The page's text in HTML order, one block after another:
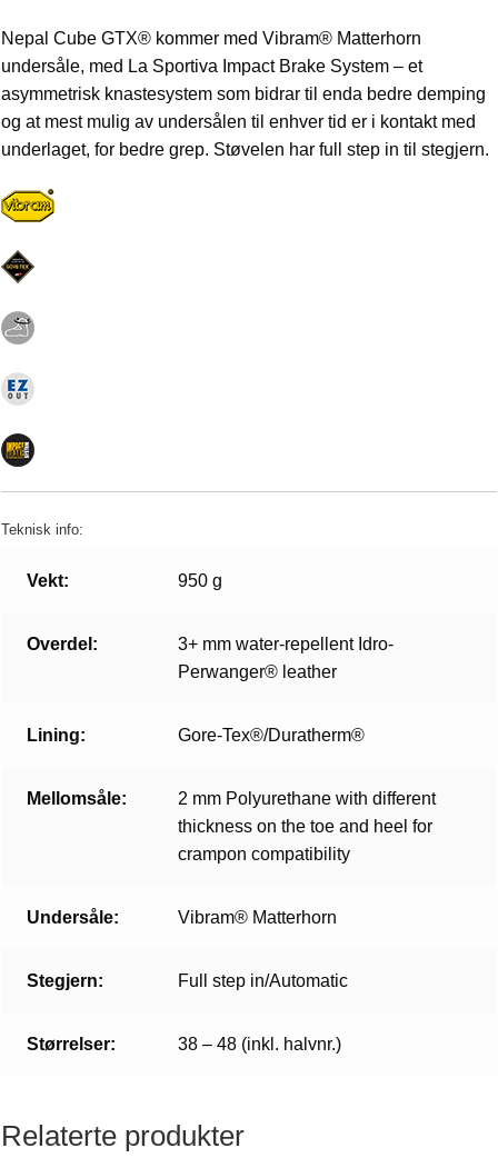
Nepal Cube GTX® kommer med Vibram® Matterhorn
undersåle, med La Sportiva Impact Brake System – et
asymmetrisk knastesystem som bidrar til enda bedre demping
og at mest mulig av undersålen til enhver tid er i kontakt med
underlaget, for bedre grep. Støvelen har full step in til stegjern.
Teknisk info:
Vekt: 950 g
Overdel:
3+ mm water-repellent Idro-
Perwanger® leather
Lining: Gore-Tex®/Duratherm®
Mellomsåle:
2 mm Polyurethane with different
thickness on the toe and heel for
crampon compatibility
Undersåle: Vibram® Matterhorn
Stegjern: Full step in/Automatic
Størrelser: 38 – 48 (inkl. halvnr.)
Relaterte produkter